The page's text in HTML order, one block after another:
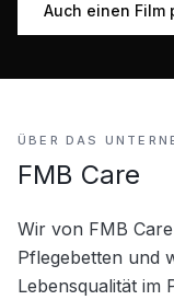
Auch einen Film
ÜBER DAS
FMB Care
Wir von FMB
Pflegebetten und
Lebensqualität im